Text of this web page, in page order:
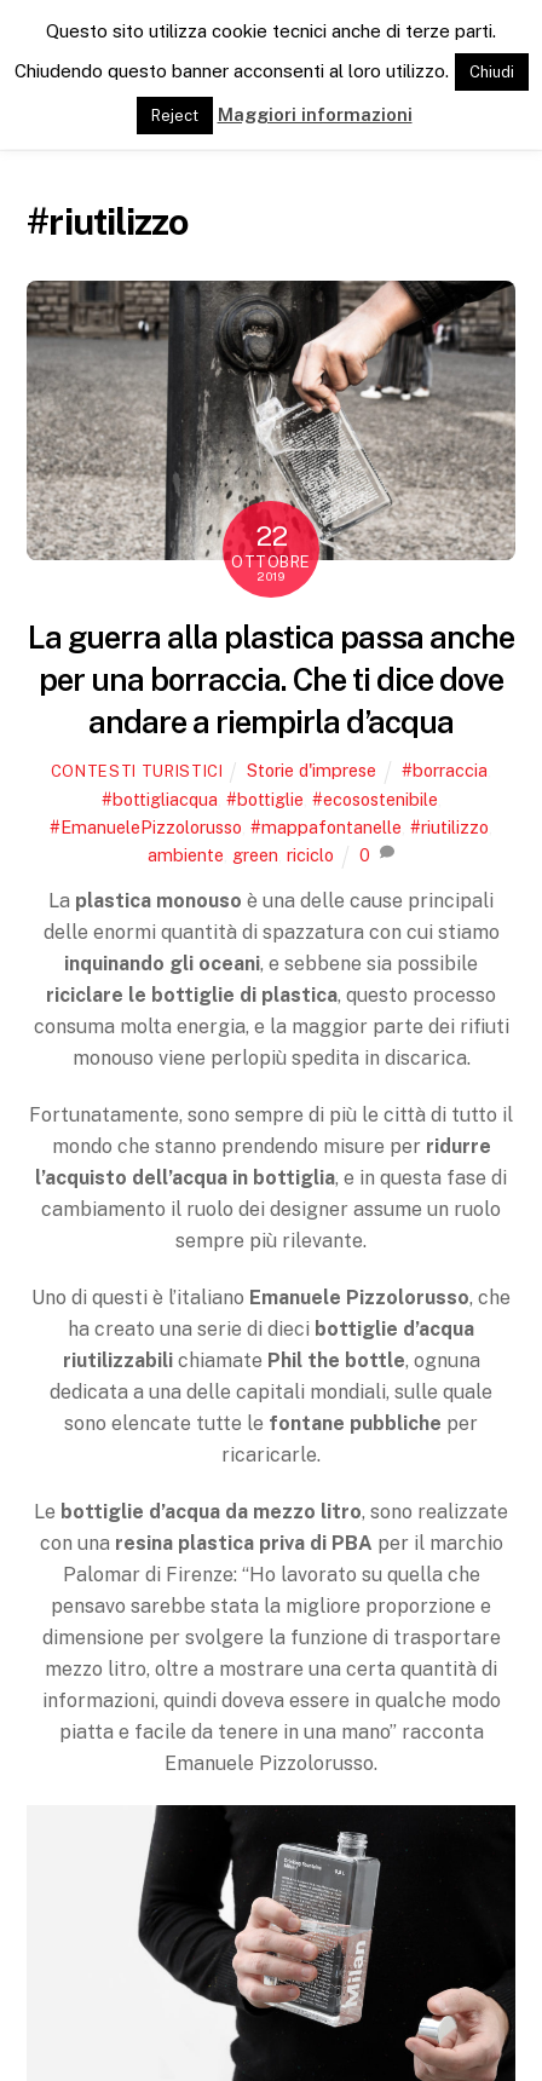
#riutilizzo
22
OTTOBRE
2019
La guerra alla plastica passa anche
per una borraccia. Che ti dice dove
andare a riempirla d’acqua
CONTESTI TURISTICI Storie d'imprese #borraccia
#bottigliacqua #bottiglie #ecosostenibile
#EmanuelePizzolorusso #mappafontanelle #riutilizzo
ambiente green ,riciclo 0
La plastica monouso è una delle cause principali
delle enormi quantità di spazzatura con cui stiamo
inquinando gli oceani, e sebbene sia possibile
riciclare le bottiglie di plastica, questo processo
consuma molta energia, e la maggior parte dei rifiuti
monouso viene perlopiù spedita in discarica.
Fortunatamente, sono sempre di più le città di tutto il
mondo che stanno prendendo misure per ridurre
l’acquisto dell’acqua in bottiglia, e in questa fase di
cambiamento il ruolo dei designer assume un ruolo
sempre più rilevante.
Uno di questi è l’italiano Emanuele Pizzolorusso, che
ha creato una serie di dieci bottiglie d’acqua
riutilizzabilichiamate Phil the bottle, ognuna
dedicata a una delle capitali mondiali, sulle quale
sono elencate tutte le fontane pubbliche per
ricaricarle.
Le bottiglie d’acqua da mezzo litro, sono realizzate
con una resina plastica priva di PBA per il marchio
Palomar di Firenze: “Ho lavorato su quella che
pensavo sarebbe stata la migliore proporzione e
dimensione per svolgere la funzione di trasportare
mezzo litro, oltre a mostrare una certa quantità di
informazioni, quindi doveva essere in qualche modo
piatta e facile da tenere in una mano” racconta
Emanuele Pizzolorusso.
Questo sito utilizza cookie tecnici anche di terze parti.
Chiudendo questo banner acconsenti al loro utilizzo.
Chiudi
Reject Maggiori informazioni